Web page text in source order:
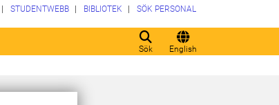
Sök English
STUDENTWEBB BIBLIOTEK SÖK PERSONAL